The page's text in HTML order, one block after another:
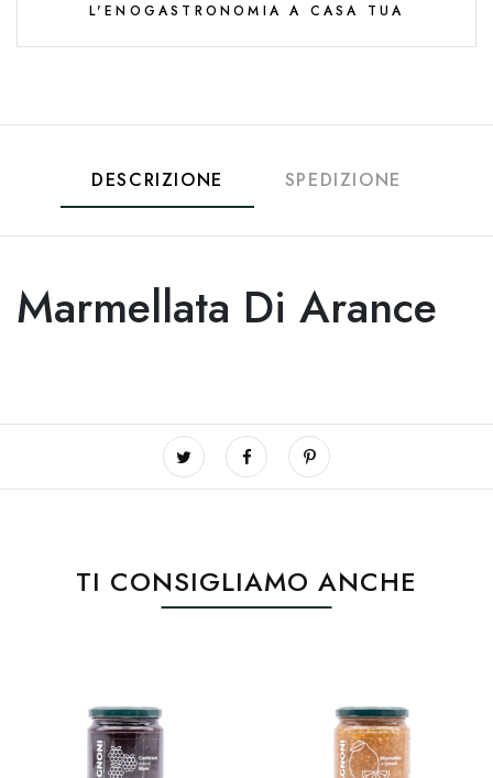
L'ENOGASTRONOMIA A CASA TUA
DESCRIZIONE SPEDIZIONE
Marmellata Di Arance
TI CONSIGLIAMO ANCHE